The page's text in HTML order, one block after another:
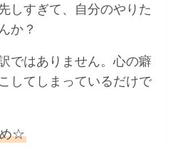
しすぎて、自分のやりた
か？
ではありません。心の癖
してしまっているだけで
め☆